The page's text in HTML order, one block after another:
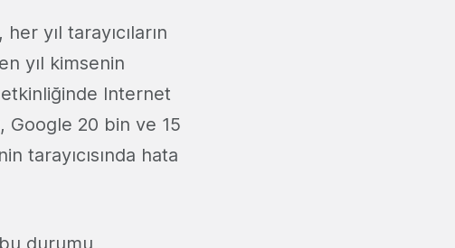
yıl tarayıcıların
yıl kimsenin
etkinliğinde Internet
Google 20 bin ve 15
tarayıcısında hata
durumu